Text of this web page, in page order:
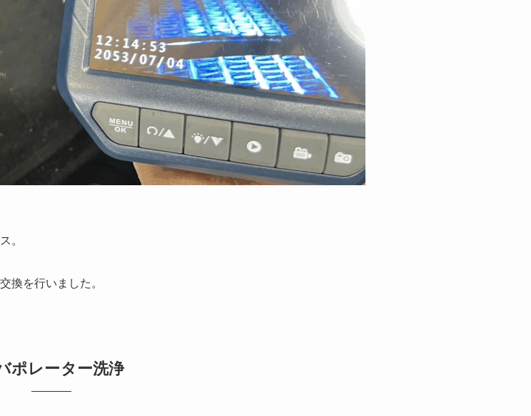
。
換を行いました。
ポレーター洗浄